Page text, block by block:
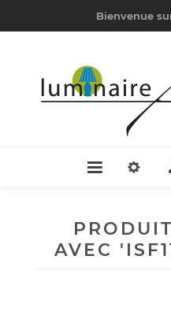
Bienvenue
AVEC